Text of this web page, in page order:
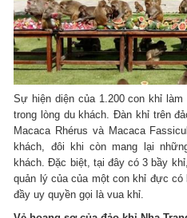
Sự hiện diện của 1.200 con khỉ
trong lòng du khách. Đàn khỉ trên
Macaca Rhérus và Macaca
khách, đôi khi còn mang lại
khách. Đặc biệt, tại đây có 3 bầy
quản lý của của một con khỉ đực
đầy uy quyền gọi là vua khỉ.